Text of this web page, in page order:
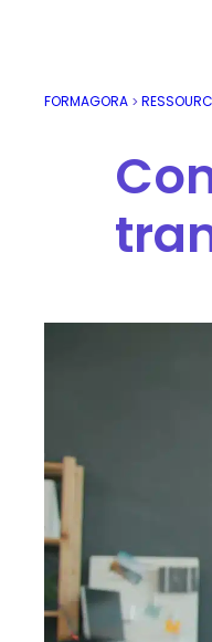
FORMAGORA >